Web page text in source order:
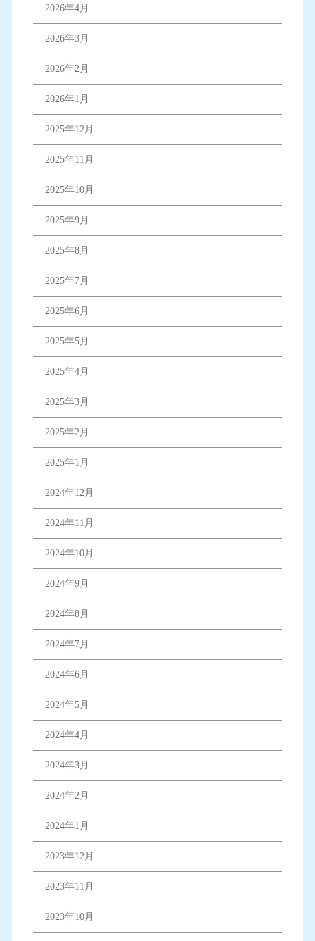
2026年4月
2026年3月
2026年2月
2026年1月
2025年12月
2025年11月
2025年10月
2025年9月
2025年8月
2025年7月
2025年6月
2025年5月
2025年4月
2025年3月
2025年2月
2025年1月
2024年12月
2024年11月
2024年10月
2024年9月
2024年8月
2024年7月
2024年6月
2024年5月
2024年4月
2024年3月
2024年2月
2024年1月
2023年12月
2023年11月
2023年10月